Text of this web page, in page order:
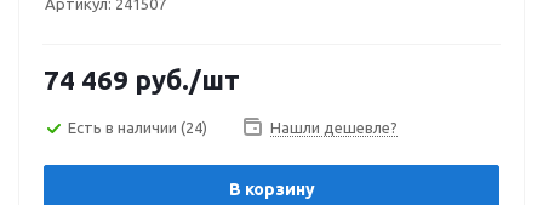
Артикул: 241507
74 469 руб./шт
Есть в наличии (24) Нашли дешевле?
В корзину